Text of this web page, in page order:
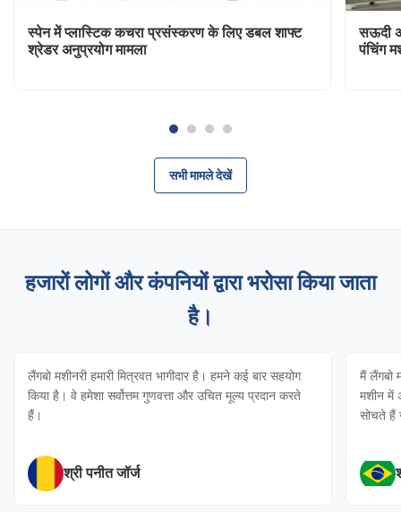
स्पेन में प्लास्टिक कचरा प्रसंस्करण के लिए डबल शाफ्ट
श्रेडर अनुप्रयोग मामला
सऊदी
पंचिंग
सभी मामले देखें
हजारों लोगों और कंपनियों द्वारा भरोसा किया जाता
है।
लैंगबो मशीनरी हमारी मित्रवत भागीदार है। हमने कई बार सहयोग
किया है। वे हमेशा सर्वोत्तम गुणवत्ता और उचित मूल्य प्रदान करते
हैं।
श्री पनीत जॉर्ज
मैं लैंगबो
मशीन में
सोचते हैं